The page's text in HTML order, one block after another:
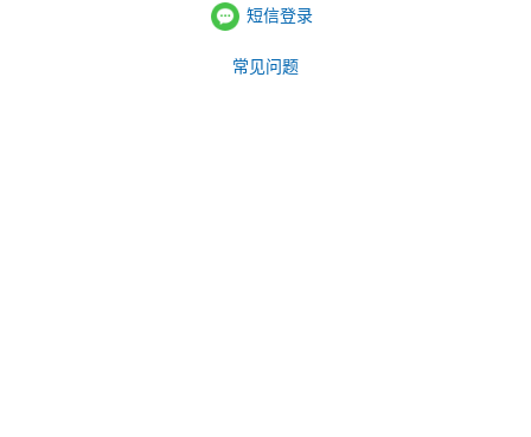
短信登录
常见问题